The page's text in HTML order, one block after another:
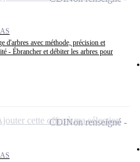
d'arbres avec méthode, précision et
- Ébrancher et débiter les arbres pour
CDINon renseigné
cette offre à ma sélection